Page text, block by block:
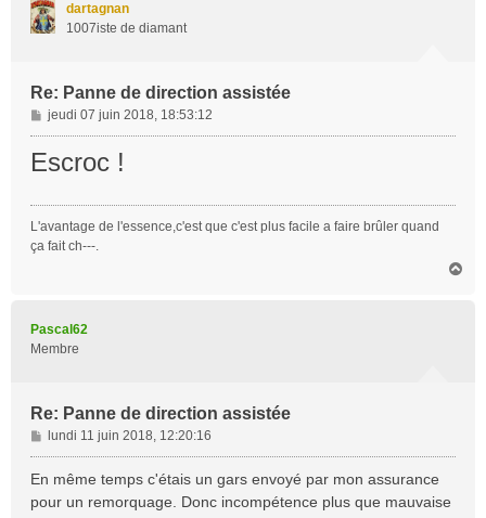
dartagnan
1007iste de diamant
Re: Panne de direction assistée
M
e
s
s
e
jeudi 07 juin 2018, 18:53:12
Escroc !
L'avantage de l'essence,c'est que c'est plus facile a faire brûler quand
ça fait ch---.
Pascal62
Membre
Re: Panne de direction assistée
M
e
s
lundi 11 juin 2018, 12:20:16
En même temps c'étais un gars envoyé par mon assurance
pour un remorquage. Donc incompétence plus que mauvaise